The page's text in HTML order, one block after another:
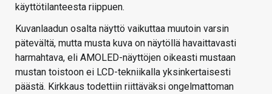
käyttötilanteesta riippuen.
Kuvanlaadun osalta näyttö vaikuttaa muutoin varsin
pätevältä, mutta musta kuva on näytöllä havaittavasti
harmahtava, eli AMOLED-näyttöjen oikeasti mustaan
mustan toistoon ei LCD-tekniikalla yksinkertaisesti
päästä. Kirkkaus todettiin riittäväksi ongelmattoman